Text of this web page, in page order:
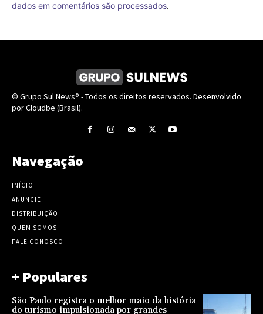
dados em comentários são processados.
© Grupo Sul News® - Todos os direitos reservados. Desenvolvido
por Cloudbe (Brasil).
Navegação
INÍCIO
ANUNCIE
DISTRIBUIÇÃO
QUEM SOMOS
FALE CONOSCO
+ Populares
São Paulo registra o melhor maio da história
do turismo impulsionada por grandes